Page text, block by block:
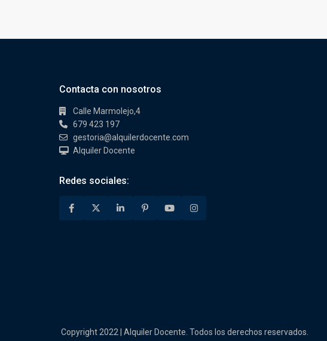
Contacta con nosotros
Calle Marmolejo,4
679 423 197
gestoria@alquilerdocente.com
Alquiler Docente
Redes sociales:
Copyright 2022 | Alquiler Docente. Todos los derechos reservados.